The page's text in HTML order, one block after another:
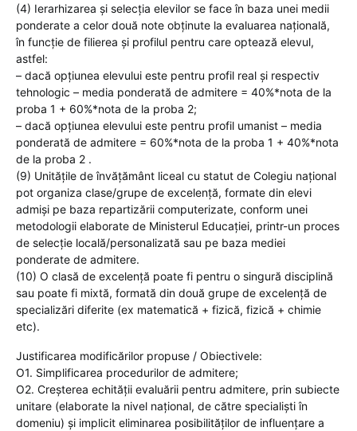
(4) Ierarhizarea și selecția elevilor se face în baza unei medii
ponderate a celor două note obținute la evaluarea națională,
în funcție de filierea și profilul pentru care optează elevul,
astfel:
– dacă opțiunea elevului este pentru profil real și respectiv
tehnologic – media ponderată de admitere = 40%*nota de la
proba 1 + 60%*nota de la proba 2;
– dacă opțiunea elevului este pentru profil umanist – media
ponderată de admitere = 60%*nota de la proba 1 + 40%*nota
de la proba 2 .
(9) Unitățile de învățământ liceal cu statut de Colegiu național
pot organiza clase/grupe de excelență, formate din elevi
admiși pe baza repartizării computerizate, conform unei
metodologii elaborate de Ministerul Educației, printr-un proces
de selecție locală/personalizată sau pe baza mediei
ponderate de admitere.
(10) O clasă de excelență poate fi pentru o singură disciplină
sau poate fi mixtă, formată din două grupe de excelență de
specializări diferite (ex matematică + fizică, fizică + chimie
etc).
Justificarea modificărilor propuse / Obiectivele:
O1. Simplificarea procedurilor de admitere;
O2. Creșterea echității evaluării pentru admitere, prin subiecte
unitare (elaborate la nivel național, de către specialiști în
domeniu) și implicit eliminarea posibilităților de influențare a